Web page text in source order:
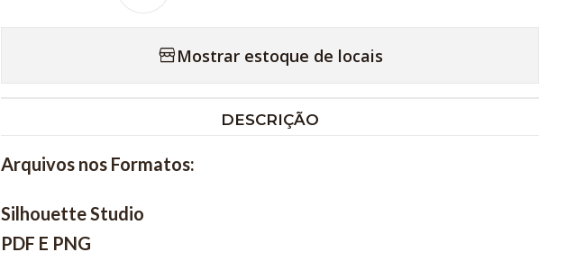
Mostrar estoque de locais
DESCRIÇÃO
Arquivos nos Formatos:
Silhouette Studio
PDF E PNG